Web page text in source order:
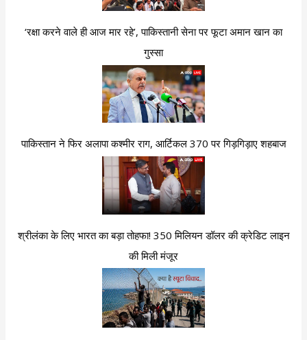
‘रक्षा करने वाले ही आज मार रहे’, पाकिस्तानी सेना पर फूटा अमान खान का
गुस्सा
पाकिस्तान ने फिर अलापा कश्मीर राग, आर्टिकल 370 पर गिड़गिड़ाए शहबाज
श्रीलंका के लिए भारत का बड़ा तोहफा! 350 मिलियन डॉलर की क्रेडिट लाइन
की मिली मंजूर